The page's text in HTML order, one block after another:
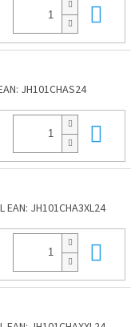
JH101CHAS24
EAN: JH101CHA3XL24